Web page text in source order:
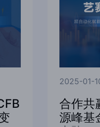
2025-01-
合作共
源峰基